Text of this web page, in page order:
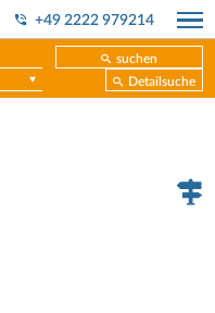
+49 2222 979214
suchen
Detailsuche